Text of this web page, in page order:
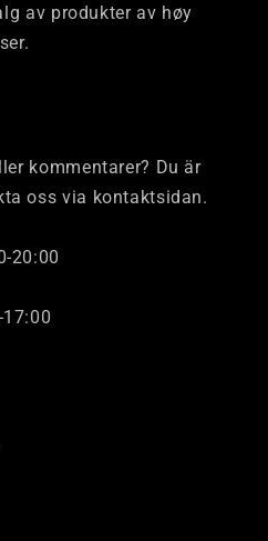
av produkter av høy
kommentarer? Du är
oss via kontaktsidan.
20:00